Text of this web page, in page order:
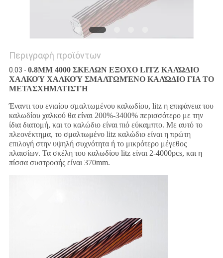
Περιγραφή προϊόντων
0.03 - 0.8MM 4000 ΣΚΕΛΩΝ ΕΞΟΧΟ LITZ ΚΑΛΏΔΙΟ
ΧΑΛΚΟΎ ΧΑΛΚΟΎ ΣΜΑΛΤΩΜΈΝΟ ΚΑΛΏΔΙΟ ΓΙΑ ΤΟ
ΜΕΤΑΣΧΗΜΑΤΙΣΤΉ
Έναντι του ενιαίου σμαλτωμένου καλωδίου, litz η επιφάνεια του
καλωδίου χαλκού θα είναι 200%-3400% περισσότερο με την
ίδια διατομή, και το καλώδιο είναι πιό εύκαμπτο. Με αυτό το
πλεονέκτημα, το σμαλτωμένο litz καλώδιο είναι η πρώτη
επιλογή στην υψηλή συχνότητα ή το μικρότερο μέγεθος
πλαισίων. Τα σκέλη του καλωδίου litz είναι 2-4000pcs, και η
πίσσα συστροφής είναι 370mm.